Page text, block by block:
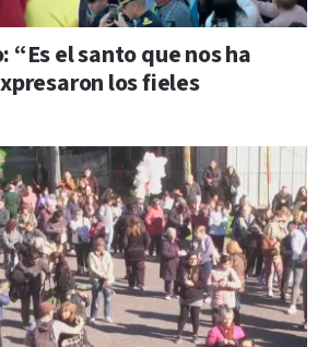
“Es el santo que nos ha
los fieles